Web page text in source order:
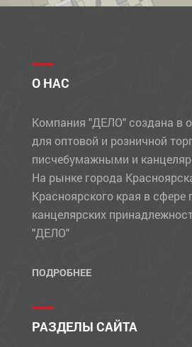
О НАС
Компания "ДЕЛО" создана в
для оптовой и розничной
писчебумажными и
На рынке города
Красноярского края в сфере
канцелярских
"ДЕЛО"
ПОДРОБНЕЕ
РАЗДЕЛЫ САЙТА